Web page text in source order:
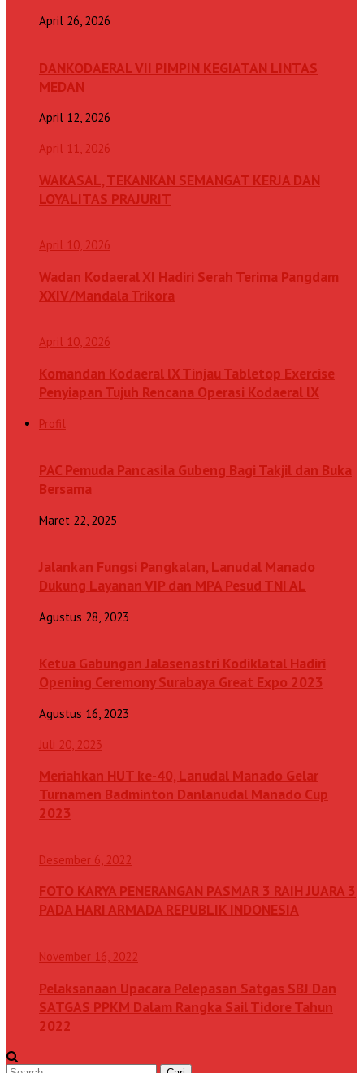
April 26, 2026
DANKODAERAL VII PIMPIN KEGIATAN LINTAS
MEDAN
April 12, 2026
April 11, 2026
WAKASAL, TEKANKAN SEMANGAT KERJA DAN
LOYALITAS PRAJURIT
April 10, 2026
Wadan Kodaeral XI Hadiri Serah Terima Pangdam
XXIV/Mandala Trikora
April 10, 2026
Komandan Kodaeral lX Tinjau Tabletop Exercise
Penyiapan Tujuh Rencana Operasi Kodaeral lX
Profil
PAC Pemuda Pancasila Gubeng Bagi Takjil dan Buka
Bersama
Maret 22, 2025
Jalankan Fungsi Pangkalan, Lanudal Manado
Dukung Layanan VIP dan MPA Pesud TNI AL
Agustus 28, 2023
Ketua Gabungan Jalasenastri Kodiklatal Hadiri
Opening Ceremony Surabaya Great Expo 2023
Agustus 16, 2023
Juli 20, 2023
Meriahkan HUT ke-40, Lanudal Manado Gelar
Turnamen Badminton Danlanudal Manado Cup
2023
Desember 6, 2022
FOTO KARYA PENERANGAN PASMAR 3 RAIH JUARA 3
PADA HARI ARMADA REPUBLIK INDONESIA
November 16, 2022
Pelaksanaan Upacara Pelepasan Satgas SBJ Dan
SATGAS PPKM Dalam Rangka Sail Tidore Tahun
2022